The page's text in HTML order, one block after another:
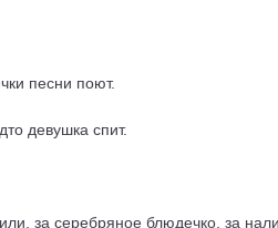
песни поют.
девушка спит.
за серебряное блюдечко, за